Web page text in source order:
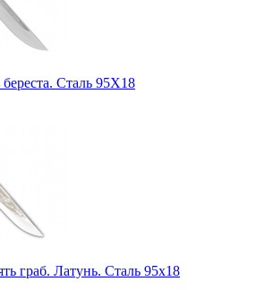
Сталь 95Х18
граб. Латунь. Сталь 95х18